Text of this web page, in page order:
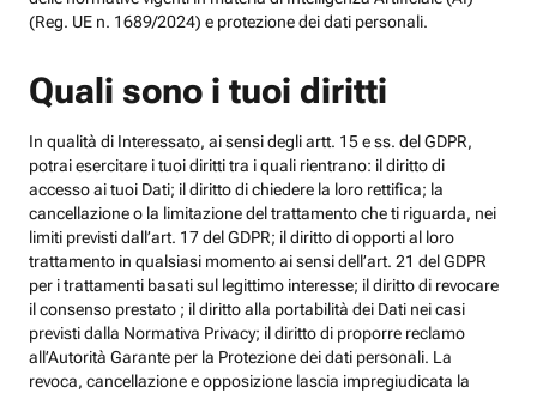
(Reg. UE n. 1689/2024) e protezione dei dati personali.
Quali sono i tuoi diritti
In qualità di Interessato, ai sensi degli artt. 15 e ss. del GDPR,
potrai esercitare i tuoi diritti tra i quali rientrano: il diritto di
accesso ai tuoi Dati; il diritto di chiedere la loro rettifica; la
cancellazione o la limitazione del trattamento che ti riguarda, nei
limiti previsti dall’art. 17 del GDPR; il diritto di opporti al loro
trattamento in qualsiasi momento ai sensi dell’art. 21 del GDPR
per i trattamenti basati sul legittimo interesse; il diritto di revocare
il consenso prestato ; il diritto alla portabilità dei Dati nei casi
previsti dalla Normativa Privacy; il diritto di proporre reclamo
all’Autorità Garante per la Protezione dei dati personali. La
revoca, cancellazione e opposizione lascia impregiudicata la